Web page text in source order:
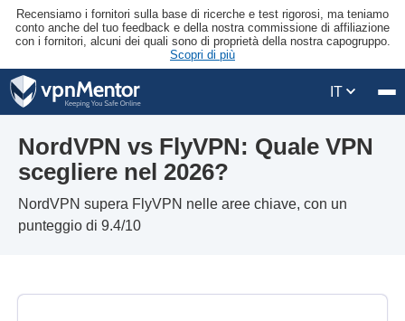
Recensiamo i fornitori sulla base di ricerche e test rigorosi, ma teniamo
conto anche del tuo feedback e della nostra commissione di affiliazione
con i fornitori, alcuni dei quali sono di proprietà della nostra capogruppo.
Scopri di più
IT
NordVPN vs FlyVPN: Quale VPN
scegliere nel 2026?
NordVPN supera FlyVPN nelle aree chiave, con un
punteggio di 9.4/10